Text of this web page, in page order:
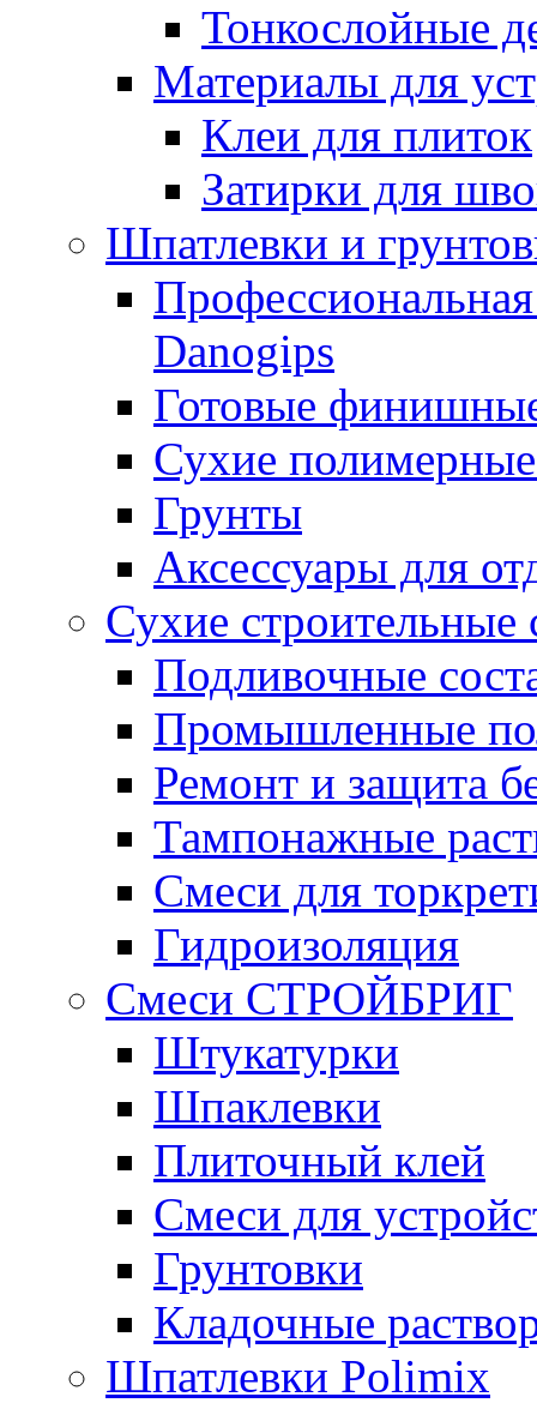
Тонкослойные
Материалы для
Клеи для плиток
Затирки для
Шпатлевки и
Danogips
Готовые
Сухие
Грунты
Аксессуары для
Сухие строительные
Подливочные
Промышленные
Ремонт и защита
Тампонажные
Смеси для
Гидроизоляция
Смеси СТРОЙБРИГ
Штукатурки
Шпаклевки
Плиточный клей
Смеси для
Грунтовки
Кладочные
Шпатлевки Polimix